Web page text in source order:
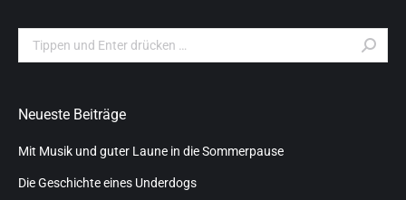
Search:
Neueste Beiträge
Mit Musik und guter Laune in die Sommerpause
Die Geschichte eines Underdogs